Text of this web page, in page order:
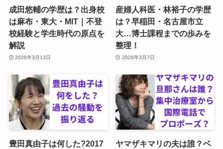
成田悠輔の学歴は？出身校
は麻布・東大・MIT｜不登
校経験と学生時代の原点を
解説
2026年3月13日
産婦人科医・林裕子の学歴
は？早稲田・名古屋市立
大…博士課程までの歩みを
整理！
2026年3月7日
豊田真由子は何した?2017
ヤマザキマリの夫は誰？ベ